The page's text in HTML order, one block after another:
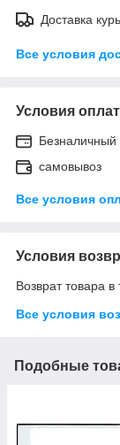
Доставка
Все условия
Условия
Безналичный
самовывоз
Все условия
Условия
Возврат товара
Все условия
Подобные